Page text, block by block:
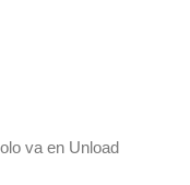
va en Unload